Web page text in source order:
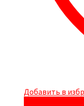
Добавить в